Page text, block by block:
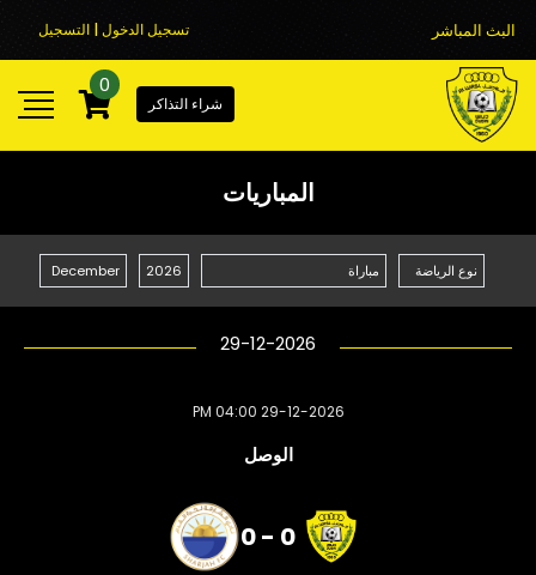
البث المباشر تسجيل الدخول | التسجيل
شراء التذاكر
0
المباريات
29-12-2026
29-12-2026 04:00 PM
الوصل
0 - 0